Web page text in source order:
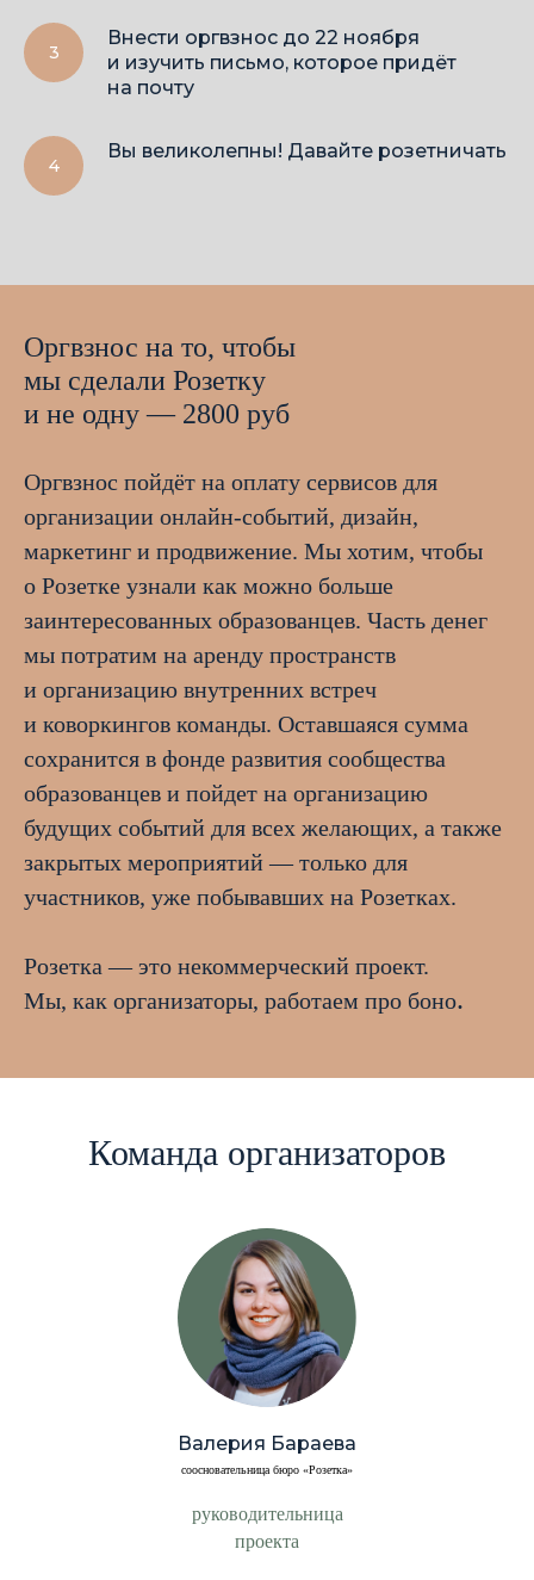
Внести оргвзнос до 22 ноября
и изучить письмо, которое придёт
на почту
Вы великолепны! Давайте розетничать
Оргвзнос на то, чтобы
мы сделали Розетку
и не одну — 2800 руб
Оргвзнос пойдёт на оплату сервисов для
организации онлайн-событий, дизайн,
маркетинг и продвижение. Мы хотим, чтобы
о Розетке узнали как можно больше
заинтересованных образованцев. Часть денег
мы потратим на аренду пространств
и организацию внутренних встреч
и коворкингов команды. Оставшаяся сумма
сохранится в фонде развития сообщества
образованцев и пойдет на организацию
будущих событий для всех желающих, а также
закрытых мероприятий — только для
участников, уже побывавших на Розетках.
Розетка — это некоммерческий проект.
Мы, как организаторы, работаем про боно.
Команда организаторов
Валерия Бараева
соосновательница бюро «Розетка»
руководительница
проекта